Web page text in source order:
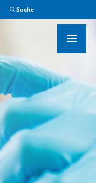
Suche